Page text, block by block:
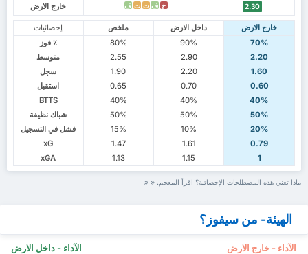
خارج الارض خ ف ت ت ف 2.30
إحصائيات ملخص داخل الارض
خارج الارض
٪ فوز
80% 90%
70%
متوسط
2.55 2.90
2.20
سجل
1.90 2.20
1.60
استقبل
0.65 0.70
0.60
BTTS
40% 40%
40%
شباك نظيفة
50% 50%
50%
فشل في التسجيل
15% 10%
20%
xG
1.47 1.61
0.79
xGA
1.13 1.15 1
ماذا تعني هذه المصطلحات الإحصائية؟ اقرأ المعجم.
الهيئة- من سيفوز؟
الآداء - داخل الارض الآداء - خارج الارض